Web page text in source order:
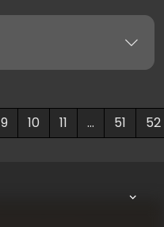
9 10 11 ... 51 52